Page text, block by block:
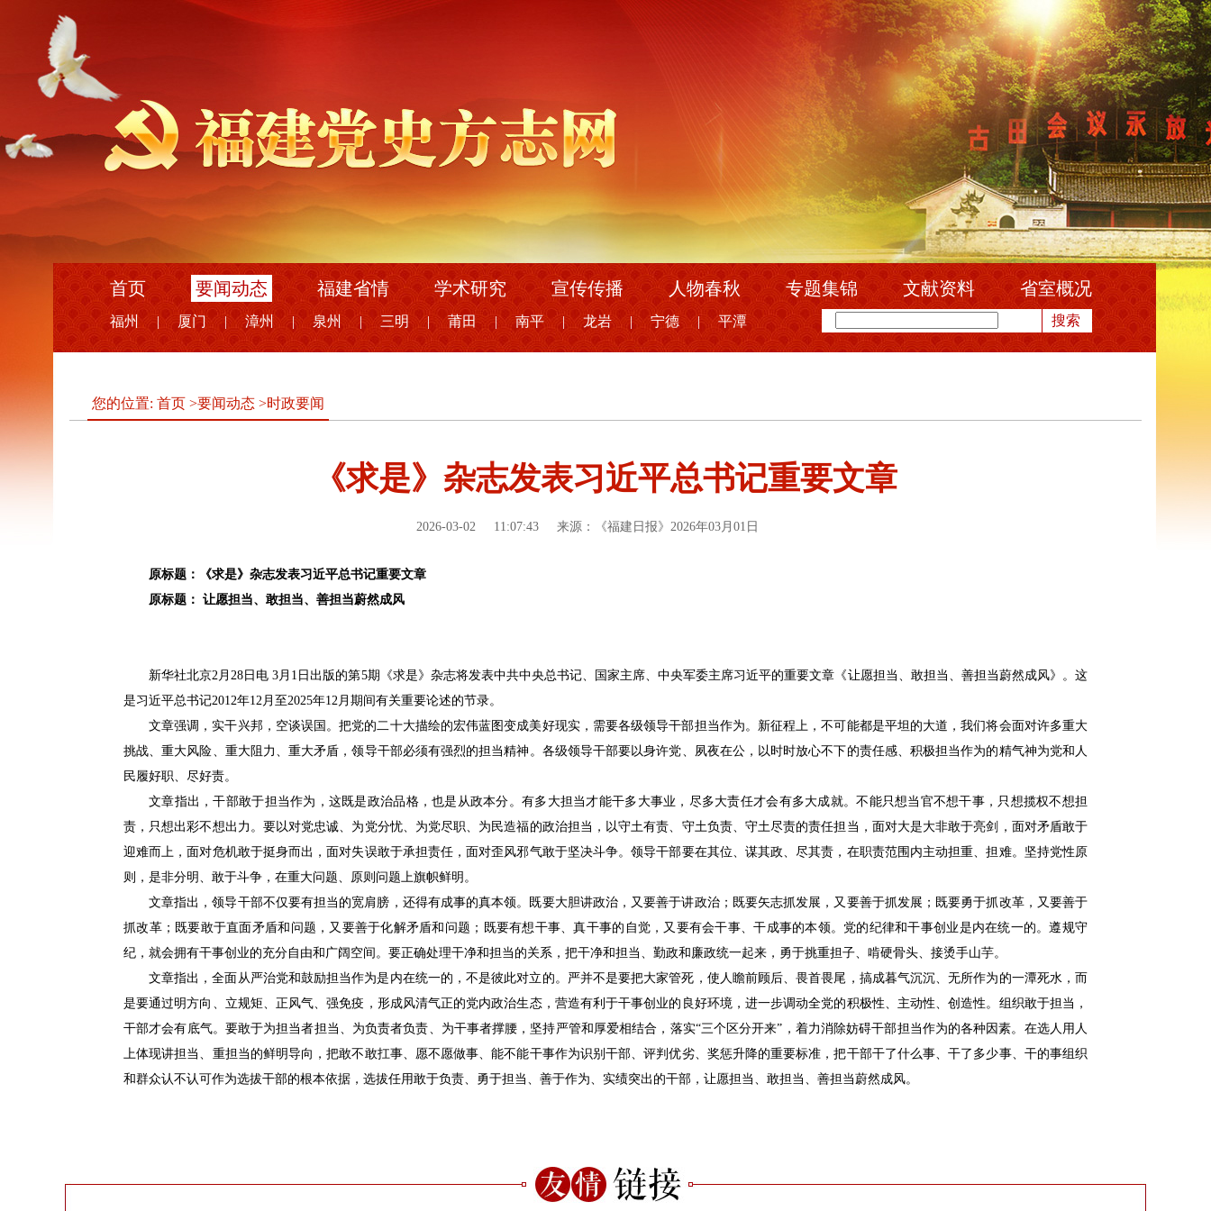
首页 要闻动态 福建省情 学术研究 宣传传播 人物春秋 专题集锦 文献资料 省室概况
福州 | 厦门 | 漳州 | 泉州 | 三明 | 莆田 | 南平 | 龙岩 | 宁德 | 平潭 搜索
您的位置: 首页 >要闻动态 >时政要闻
《求是》杂志发表习近平总书记重要文章
2026-03-02 11:07:43 来源：《福建日报》2026年03月01日
原标题：《求是》杂志发表习近平总书记重要文章
原标题： 让愿担当、敢担当、善担当蔚然成风
新华社北京2月28日电 3月1日出版的第5期《求是》杂志将发表中共中央总书记、国家主席、中央军委主席习近平的重要文章《让愿担当、敢担当、善担当蔚然成风》。这
是习近平总书记2012年12月至2025年12月期间有关重要论述的节录。
文章强调，实干兴邦，空谈误国。把党的二十大描绘的宏伟蓝图变成美好现实，需要各级领导干部担当作为。新征程上，不可能都是平坦的大道，我们将会面对许多重大
挑战、重大风险、重大阻力、重大矛盾，领导干部必须有强烈的担当精神。各级领导干部要以身许党、夙夜在公，以时时放心不下的责任感、积极担当作为的精气神为党和人
民履好职、尽好责。
文章指出，干部敢于担当作为，这既是政治品格，也是从政本分。有多大担当才能干多大事业，尽多大责任才会有多大成就。不能只想当官不想干事，只想揽权不想担
责，只想出彩不想出力。要以对党忠诚、为党分忧、为党尽职、为民造福的政治担当，以守土有责、守土负责、守土尽责的责任担当，面对大是大非敢于亮剑，面对矛盾敢于
迎难而上，面对危机敢于挺身而出，面对失误敢于承担责任，面对歪风邪气敢于坚决斗争。领导干部要在其位、谋其政、尽其责，在职责范围内主动担重、担难。坚持党性原
则，是非分明、敢于斗争，在重大问题、原则问题上旗帜鲜明。
文章指出，领导干部不仅要有担当的宽肩膀，还得有成事的真本领。既要大胆讲政治，又要善于讲政治；既要矢志抓发展，又要善于抓发展；既要勇于抓改革，又要善于
抓改革；既要敢于直面矛盾和问题，又要善于化解矛盾和问题；既要有想干事、真干事的自觉，又要有会干事、干成事的本领。党的纪律和干事创业是内在统一的。遵规守
纪，就会拥有干事创业的充分自由和广阔空间。要正确处理干净和担当的关系，把干净和担当、勤政和廉政统一起来，勇于挑重担子、啃硬骨头、接烫手山芋。
文章指出，全面从严治党和鼓励担当作为是内在统一的，不是彼此对立的。严并不是要把大家管死，使人瞻前顾后、畏首畏尾，搞成暮气沉沉、无所作为的一潭死水，而
是要通过明方向、立规矩、正风气、强免疫，形成风清气正的党内政治生态，营造有利于干事创业的良好环境，进一步调动全党的积极性、主动性、创造性。组织敢于担当，
干部才会有底气。要敢于为担当者担当、为负责者负责、为干事者撑腰，坚持严管和厚爱相结合，落实“三个区分开来”，着力消除妨碍干部担当作为的各种因素。在选人用人
上体现讲担当、重担当的鲜明导向，把敢不敢扛事、愿不愿做事、能不能干事作为识别干部、评判优劣、奖惩升降的重要标准，把干部干了什么事、干了多少事、干的事组织
和群众认不认可作为选拔干部的根本依据，选拔任用敢于负责、勇于担当、善于作为、实绩突出的干部，让愿担当、敢担当、善担当蔚然成风。